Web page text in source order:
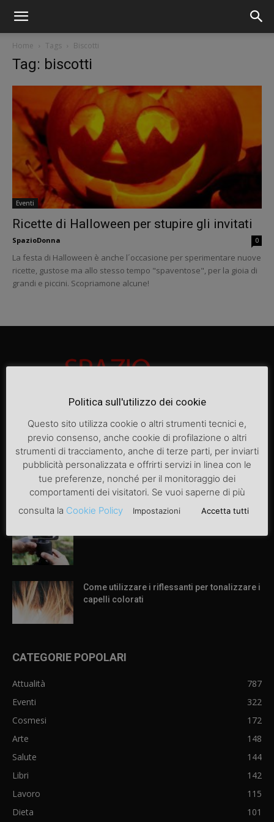
Home Tags Biscotti
Tag: biscotti
Eventi
Ricette di Halloween per stupire gli invitati
SpazioDonna 0
La festa di Halloween è anche l´occasione per sperimentare nuove
ricette, gustose ma allo stesso tempo "spaventose", per la gioia di
grandi e piccini. Scopriamone alcune!
ARTICOLI POPOLARI
Articolo di prova
Come utilizzare i riflessanti per tonalizzare i
capelli colorati
CATEGORIE POPOLARI
Attualità
787
Eventi
322
Cosmesi
172
Arte
148
Salute
144
Libri
142
Lavoro
115
Dieta
101
Politica sull'utilizzo dei cookie
Questo sito utilizza cookie o altri strumenti tecnici e,
previo consenso, anche cookie di profilazione o altri
strumenti di tracciamento, anche di terze parti, per inviarti
pubblicità personalizzata e offrirti servizi in linea con le
tue preferenze, nonché per il monitoraggio dei
comportamenti dei visitatori. Se vuoi saperne di più
consulta la Cookie Policy Impostazioni Accetta tutti